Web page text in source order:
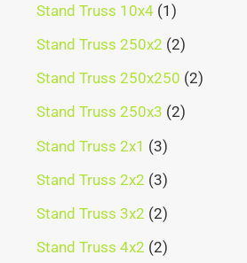
Stand Truss 10x4 1
Stand Truss 250x2 2
Stand Truss 250x250 2
Stand Truss 250x3 2
Stand Truss 2x1
3
Stand Truss 2x2 3
Stand Truss 3x2 2
Stand Truss 4x2 2